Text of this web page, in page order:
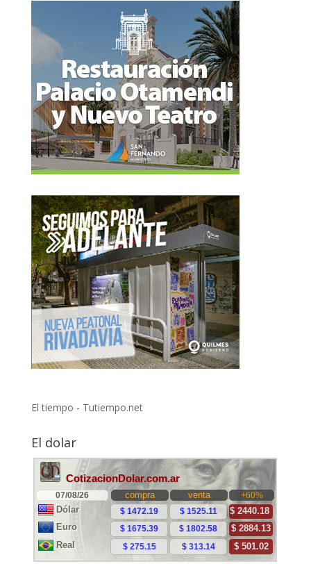
El tiempo - Tutiempo.net
El dolar